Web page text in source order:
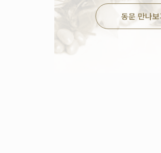
동문 만나보